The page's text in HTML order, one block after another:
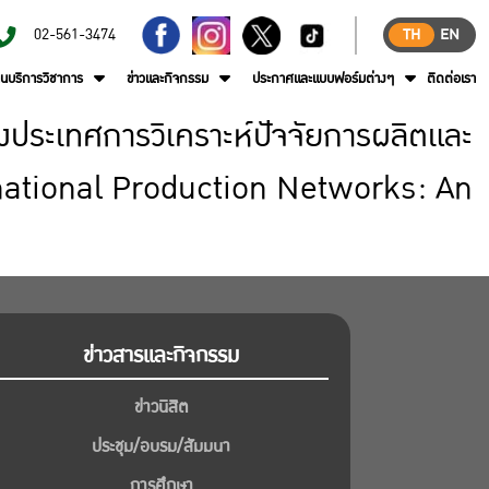
02-561-3474 TH
EN
บริการวิชาการ ข่าวและกิจกรรม ประกาศและแบบฟอร์มต่างๆ ติดต่อเรา
ะเทศการวิเคราะห์ปัจจัยการผลิตและ
Production Networks: An
ข่าวสารและกิจกรรม
ข่าวนิสิต
ประชุม/อบรม/สัมมนา